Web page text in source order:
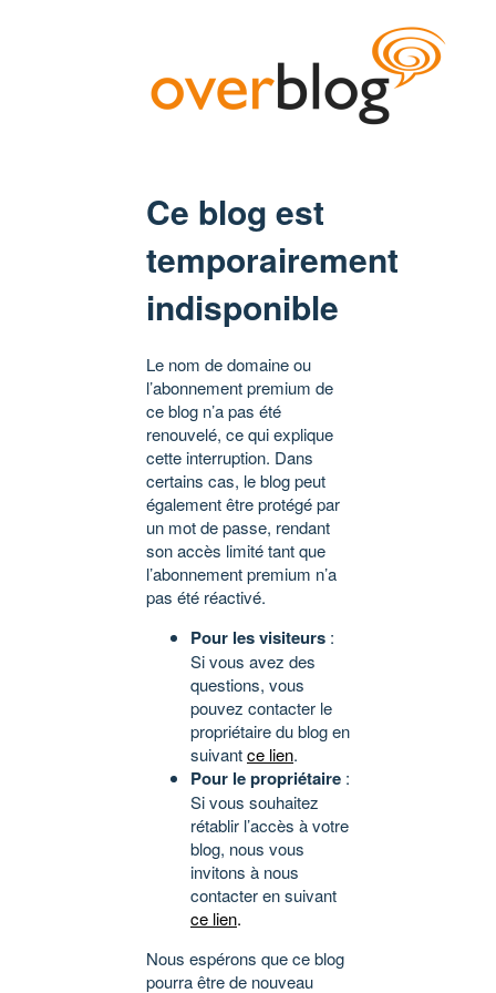
Ce blog est
temporairement
indisponible
Le nom de domaine ou
l’abonnement premium de
ce blog n’a pas été
renouvelé, ce qui explique
cette interruption. Dans
certains cas, le blog peut
également être protégé par
un mot de passe, rendant
son accès limité tant que
l’abonnement premium n’a
pas été réactivé.
Pour les visiteurs :
Si vous avez des
questions, vous
pouvez contacter le
propriétaire du blog en
suivantce lien.
Pour le propriétaire :
Si vous souhaitez
rétablir l’accès à votre
blog, nous vous
invitons à nous
contacter en suivant
ce lien.
Nous espérons que ce blog
pourra être de nouveau